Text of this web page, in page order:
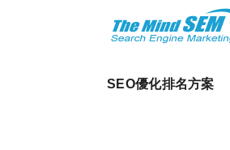
SEO優化排名方案